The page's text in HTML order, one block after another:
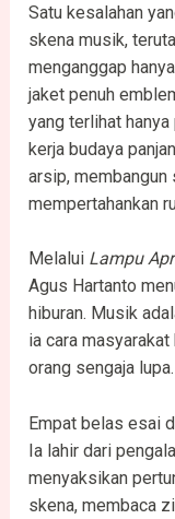
Satu kesalahan
skena musik,
menganggap
jaket penuh
yang terlihat
kerja budaya
arsip,
mempertahankan
Melalui Lampu
Agus Hartanto
hiburan. Musik
ia cara
orang sengaja lupa.
Empat belas esai
Ia lahir dari
menyaksikan
skena, membaca